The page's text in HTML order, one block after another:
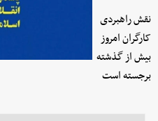
نقش راهبردی
کارگران امروز
بیش از گذشته
برجسته است